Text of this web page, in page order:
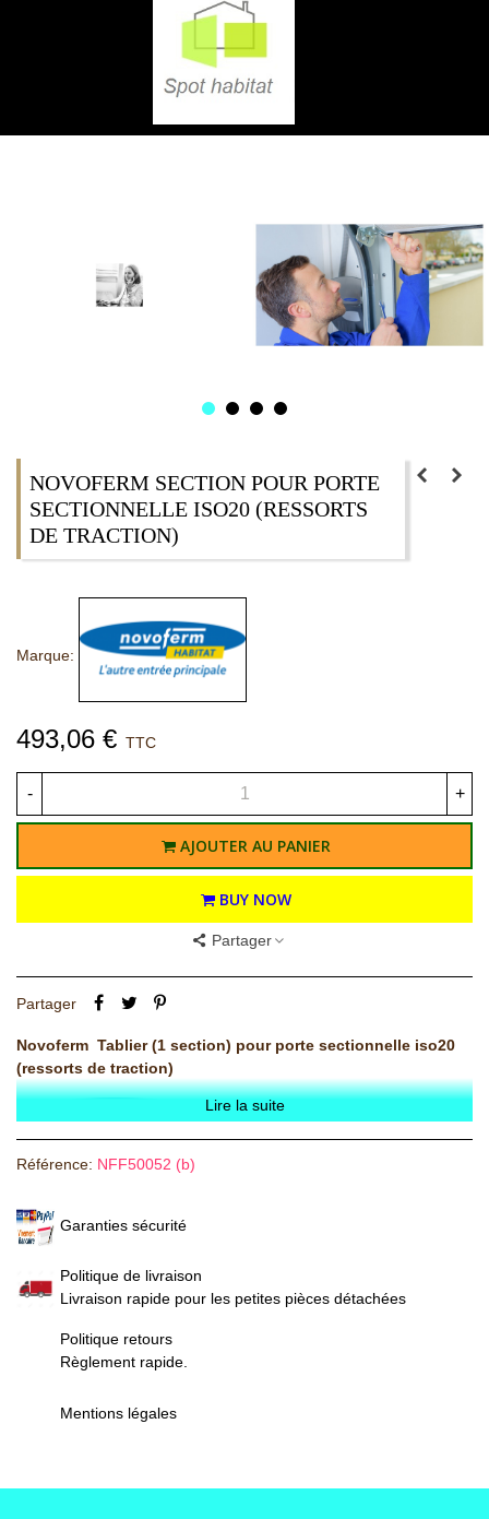
NOVOFERM SECTION POUR PORTE
SECTIONNELLE ISO20 (RESSORTS
DE TRACTION)
Marque:
493,06 € TTC
- +
AJOUTER AU PANIER
BUY NOW
Partager
Partager
Novoferm Tablier (1 section) pour porte sectionnelle iso20
(ressorts de traction)
Lire la suite
Référence: NFF50052 (b)
Garanties sécurité
Politique de livraison
Livraison rapide pour les petites pièces détachées
Politique retours
Règlement rapide.
Mentions légales